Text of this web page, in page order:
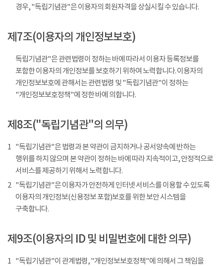
경우, "독립기념관"은 이용자의 회원자격을 상실시킬 수 있습니다.
제7조(이용자의 개인정보보호)
독립기념관"은 관련법령이 정하는 바에 따라서 이용자 등록정보를
포함한 이용자의 개인정보를 보호하기 위하여 노력합니다. 이용자의
개인정보보호에 관해서는 관련법령 및 "독립기념관"이 정하는
"개인정보보호정책"에 정한 바에 의합니다.
제8조("독립기념관"의 의무)
1 "독립기념관"은 법령과 본 약관이 금지하거나 공서양속에 반하는
행위를 하지 않으며 본 약관이 정하는 바에 따라 지속적이고, 안정적으로
서비스를 제공하기 위해서 노력합니다.
2 "독립기념관"은 이용자가 안전하게 인터넷 서비스를 이용할 수 있도록
이용자의 개인정보(신용정보 포함)보호를 위한 보안 시스템을
구축합니다.
제9조(이용자의 ID 및 비밀번호에 대한 의무)
1 "독립기념관"이 관계법령, "개인정보보호정책"에 의해서 그 책임을